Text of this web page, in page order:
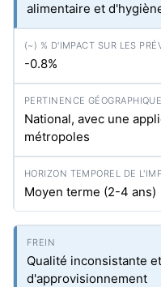
alimentaire et
-0.8%
National, avec une
métropoles
Moyen terme (2-4 ans)
Qualité inconsistante
d'approvisionnement